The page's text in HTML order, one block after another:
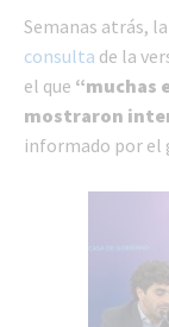
Semanas atrás,
consulta de la
el que “muchas
mostraron
informado por el